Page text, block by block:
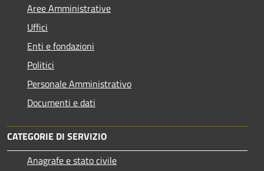
Aree Amministrative
Uffici
Enti e fondazioni
Politici
Personale Amministrativo
Documenti e dati
CATEGORIE DI SERVIZIO
Anagrafe e stato civile